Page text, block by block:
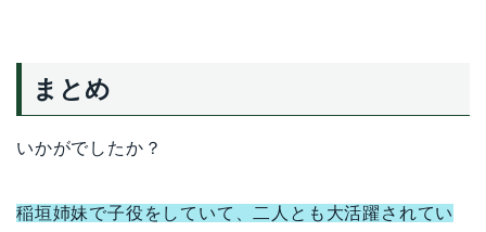
まとめ
いかがでしたか？
稲垣姉妹で子役をしていて、二人とも大活躍されてい